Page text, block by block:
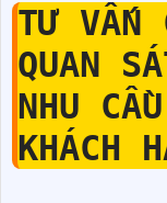
TƯ VẤN
QUAN
NHU
KHÁCH